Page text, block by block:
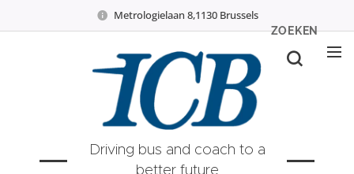
Metrologielaan 8,1130 Brussels
Driving bus and coach to a
better future
ZOEKEN